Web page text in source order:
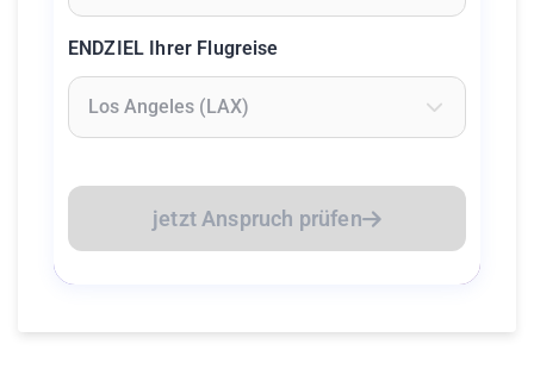
ENDZIEL Ihrer Flugreise
jetzt Anspruch prüfen